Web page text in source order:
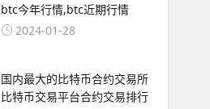
btc今年行情,btc近期行情
2024-01-28
国内最大的比特币合约交易所
比特币交易平台合约交易排行